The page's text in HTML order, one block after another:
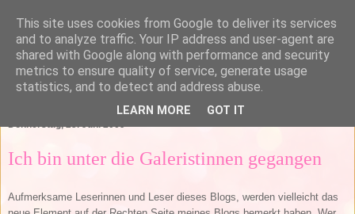
Donnerstag, 25. Juni 2009
Ich bin unter die Galeristinnen gegangen
Aufmerksame Leserinnen und Leser dieses Blogs, werden vielleicht das
This site uses cookies from Google to deliver its services
and to analyze traffic. Your IP address and user-agent are
shared with Google along with performance and security
metrics to ensure quality of service, generate usage
statistics, and to detect and address abuse.
LEARN MORE GOT IT